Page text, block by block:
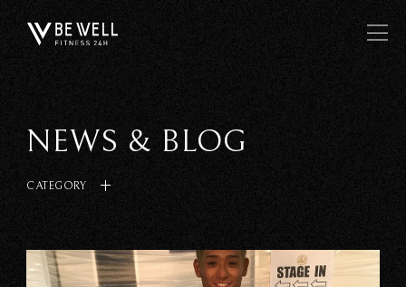
NEWS & BLOG
CATEGORY